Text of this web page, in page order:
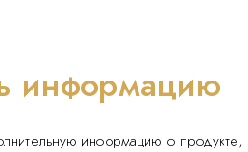
информацию
информацию о продукте,